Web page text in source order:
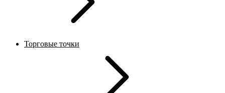
Торговые точки